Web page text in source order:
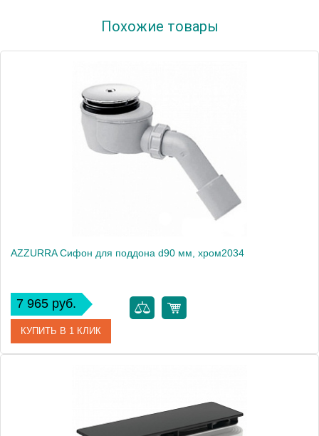
Похожие товары
AZZURRA Сифон для поддона d90 мм, хром2034
7 965 руб.
КУПИТЬ В 1 КЛИК